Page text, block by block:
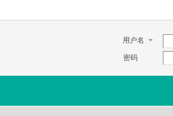
用户名
密码